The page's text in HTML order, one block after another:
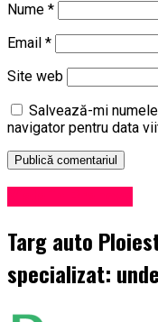
Nume *
Email *
Site web
Salvează-mi
navigator pentru data
Targ auto
specializat: